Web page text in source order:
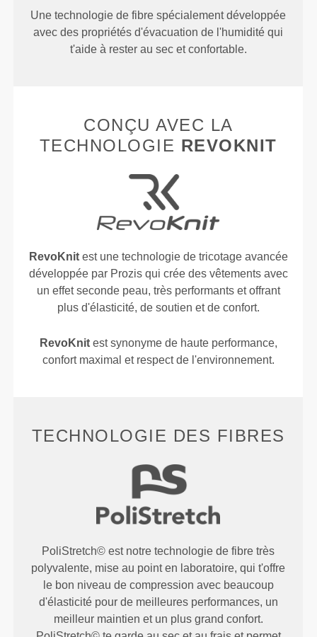
Une technologie de fibre spécialement développée
avec des propriétés d'évacuation de l'humidité qui
t'aide à rester au sec et confortable.
CONÇU AVEC LA
TECHNOLOGIE REVOKNIT
RevoKnitest une technologie de tricotage avancée
développée par Prozis qui crée des vêtements avec
un effet seconde peau, très performants et offrant
plus d'élasticité, de soutien et de confort.
RevoKnitest synonyme de haute performance,
confort maximal et respect de l'environnement.
TECHNOLOGIE DES FIBRES
PoliStretch© est notre technologie de fibre très
polyvalente, mise au point en laboratoire, qui t'offre
le bon niveau de compression avec beaucoup
d'élasticité pour de meilleures performances, un
meilleur maintien et un plus grand confort.